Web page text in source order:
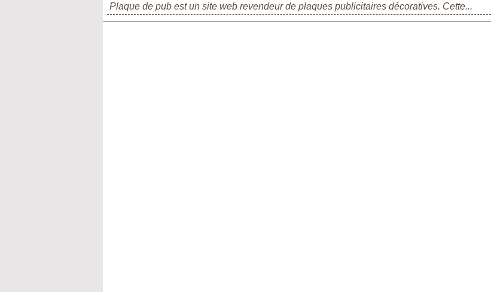
Plaque de pub est un site web revendeur de plaques publicitaires décoratives. Cette...